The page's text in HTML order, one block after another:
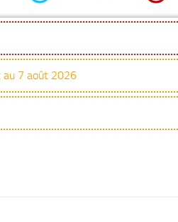
au 7 août 2026